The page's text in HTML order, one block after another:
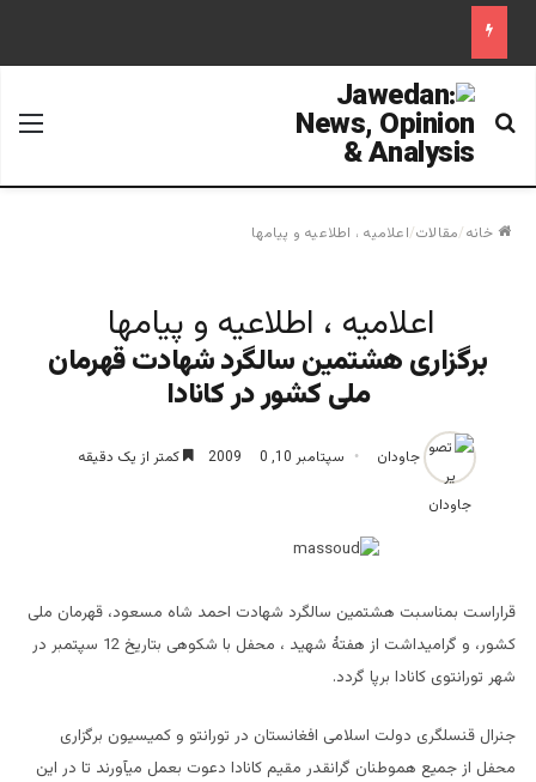
جستجو برای
خانه/مقالات/اعلاميه ، اطلاعيه و پيامها
اعلاميه ، اطلاعيه و پيامها
برگزاری هشتمین سالگرد شهادت قهرمان
ملی کشور در کانادا
جاودان سپتامبر 10, 2009 0 کمتر از یک دقیقه
قراراست بمناسبت هشتمین سالگرد شهادت احمد شاه مسعود، قهرمان ملی
کشور، و گرامیداشت از هفتۀ شهید ، محفل با شکوهی بتاریخ 12 سپتمبر در
شهر تورانتوی کانادا برپا گردد.
جنرال قنسلگری دولت اسلامی افغانستان در تورانتو و کمیسیون برگزاری
محفل از جمیع هموطنان گرانقدر مقیم کانادا دعوت بعمل میآورند تا در این